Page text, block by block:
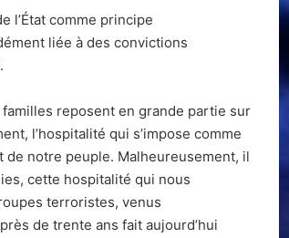
l’État comme principe
liée à des convictions
reposent en grande partie sur
l’hospitalité qui s’impose comme
de notre peuple. Malheureusement, il
cette hospitalité qui nous
terroristes, venus
de trente ans fait aujourd’hui